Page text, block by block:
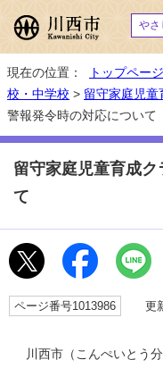
やさ
現在の位置： トップページ
校・中学校 > 留守家庭児童
警報発令時の対応について
留守家庭児童育成
て
ページ番号1013986 更
川西市（こんぺいとう